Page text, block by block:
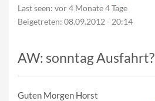
Last seen: vor 4 Monate 4 Tage
Beigetreten: 08.09.2012 - 20:14
AW: sonntag Ausfahrt?
Guten Morgen Horst